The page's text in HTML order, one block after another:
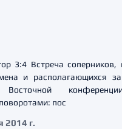
3:4 Встреча
и располагающихся
пос
2014 г.